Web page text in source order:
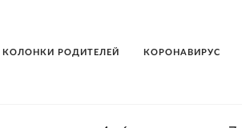
КОЛОНКИ РОДИТЕЛЕЙ КОРОНАВИРУС